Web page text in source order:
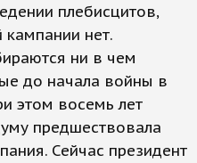
плебисцитов,
кампании нет.
ни в чем
до начала войны в
этом восемь лет
предшествовала
Сейчас президент